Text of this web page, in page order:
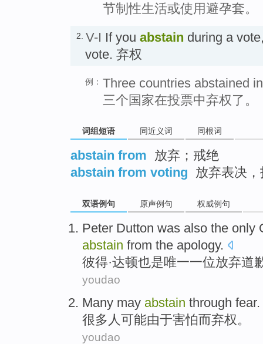
节制性生活或使用避孕套。
2. V-I If you abstain during a
vote. 弃权
例： Three countries abstained
三个国家在投票中弃权了。
词组短语 同近义词 同根词
abstain from 放弃；戒绝
abstain from voting 放弃表决
双语例句 原声例句 权威例句
Peter Dutton was also the only
abstain from the apology.
彼得·达顿也是唯一一位放弃道
youdao
Many may abstain through fear.
很多人 可能由于害怕而弃权。
youdao